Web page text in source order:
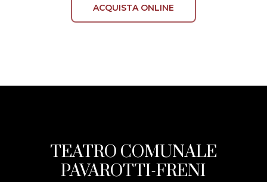
ACQUISTA ONLINE
TEATRO COMUNALE
PAVAROTTI-FRENI